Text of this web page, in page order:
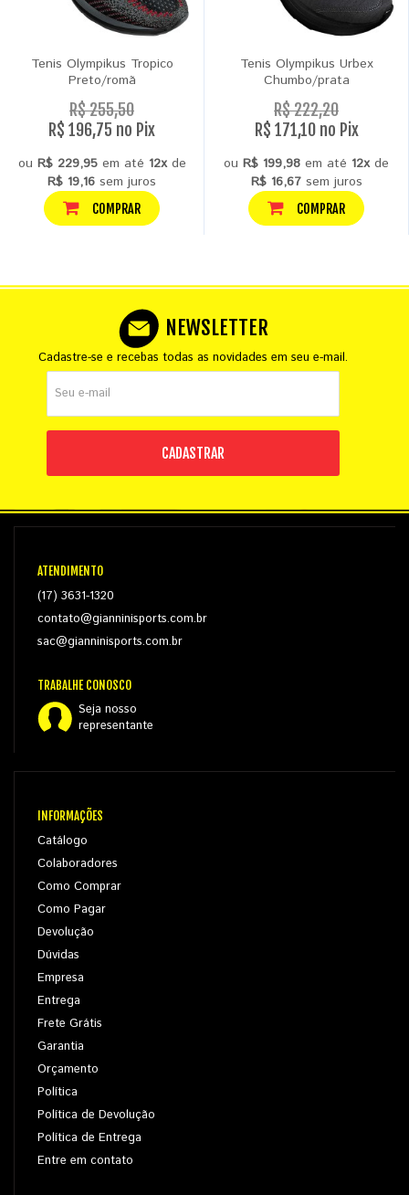
Tenis Olympikus Tropico
Preto/romã
R$ 255,50
R$ 196,75 no Pix
ou R$ 229,95em até 12xde
R$ 19,16 sem juros
COMPRAR
Tenis Olympikus Urbex
Chumbo/prata
R$ 222,20
R$ 171,10 no Pix
ou R$ 199,98 em até 12xde
R$ 16,67sem juros
COMPRAR
NEWSLETTER
Cadastre-se e recebas todas as novidades em seu e-mail.
CADASTRAR
ATENDIMENTO
(17) 3631-1320
contato@gianninisports.com.br
sac@gianninisports.com.br
TRABALHE CONOSCO
Seja nosso
representante
INFORMAÇÕES
Catálogo
Colaboradores
Como Comprar
Como Pagar
Devolução
Dúvidas
Empresa
Entrega
Frete Grátis
Garantia
Orçamento
Política
Política de Devolução
Política de Entrega
Entre em contato